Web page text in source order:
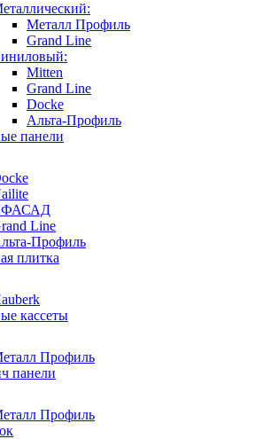
Металл Профиль
Grand Line
Mitten
Grand Line
Docke
Альта-Профиль
панели
Line
Профиль
плитка
кассеты
Профиль
панели
Профиль